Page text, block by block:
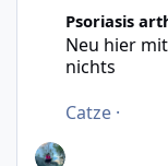
Psoriasis
Neu hier
nichts
Catze ·